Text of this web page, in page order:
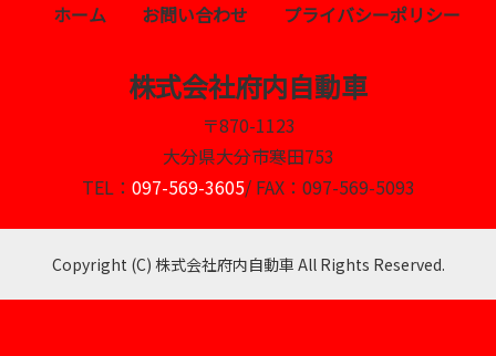
ホーム お問い合わせ プライバシーポリシー
株式会社府内自動車
〒870-1123
大分県大分市寒田753
TEL： 097-569-3605/ FAX：097-569-5093
Copyright (C) 株式会社府内自動車 All Rights Reserved.